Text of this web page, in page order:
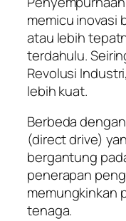
memicu inovasi
atau lebih
terdahulu.
Revolusi
lebih kuat.
Berbeda
(direct drive)
bergantung
penerapan
memungkinkan
tenaga.